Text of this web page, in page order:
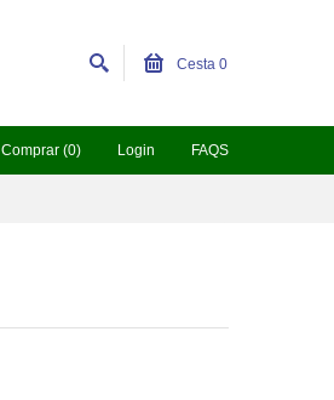
Comprar (0) Login FAQS
Cesta 0